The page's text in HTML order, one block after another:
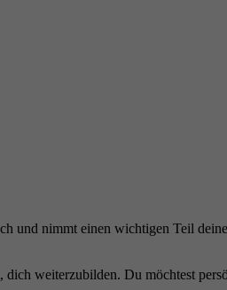
und nimmt einen wichtigen Teil
weiterzubilden. Du möchtest